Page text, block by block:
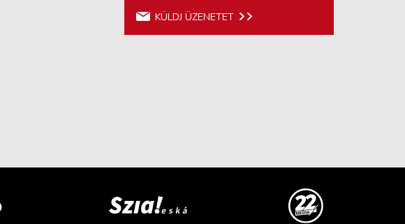
KÜLDJ ÜZENETET